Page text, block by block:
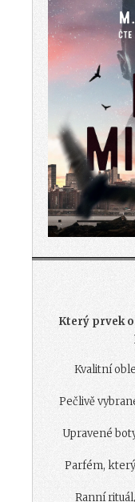
Který prvek
Kvalitní
Pečlivě
Upravené
Parfém,
Ranní